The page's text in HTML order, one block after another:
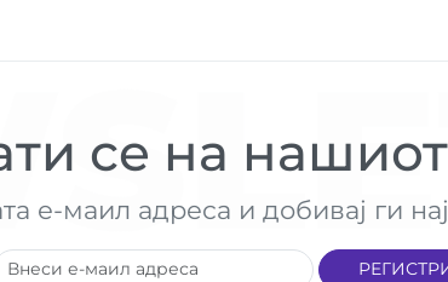
се на
е-маил адреса и добивај ги